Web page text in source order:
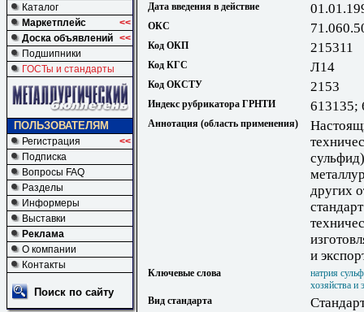
Каталог
Маркетплейс
<<
Доска объявлений <<
Подшипники
ГОСТы и стандарты
ПОЛЬЗОВАТЕЛЯМ
Регистрация
<<
Подписка
Вопросы FAQ
Разделы
Информеры
Выставки
Реклама
О компании
Контакты
Поиск по сайту
Дата введения в действие
ОКС
Код ОКП 215311
Код КГС Л14
Код ОКСТУ 2153
Индекс рубрикатора ГРНТИ 613135;
Аннотация (область применения)
других
и
Ключевые слова
натрия
хозяйства и
Вид стандарта